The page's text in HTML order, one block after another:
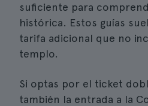
suficiente para
histórica. Estos guías
tarifa adicional que no
templo.
Si optas por el ticket
también la entrada a la